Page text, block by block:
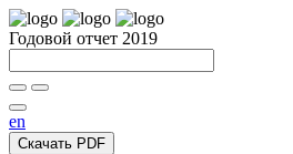
Годовой отчет 2019
en
Скачать PDF